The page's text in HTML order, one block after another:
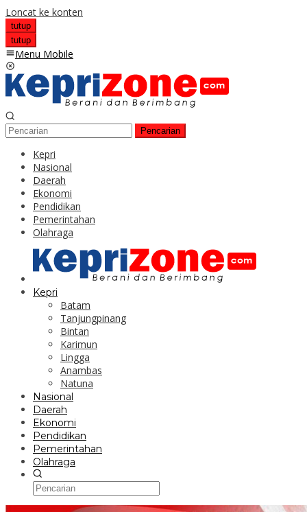
Loncat ke konten
tutup
tutup
Menu Mobile
Pencarian
Kepri
Nasional
Daerah
Ekonomi
Pendidikan
Pemerintahan
Olahraga
Kepri
Batam
Tanjungpinang
Bintan
Karimun
Lingga
Anambas
Natuna
Nasional
Daerah
Ekonomi
Pendidikan
Pemerintahan
Olahraga